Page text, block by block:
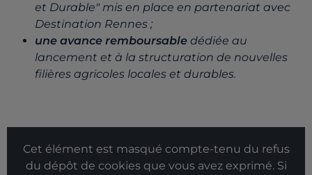
et Durable" mis en place en partenariat avec
Destination Rennes ;
une avance remboursable dédiée au
lancement et à la structuration de nouvelles
filières agricoles locales et durables.
Cet élément est masqué compte-tenu du refus
du dépôt de cookies que vous avez exprimé. Si